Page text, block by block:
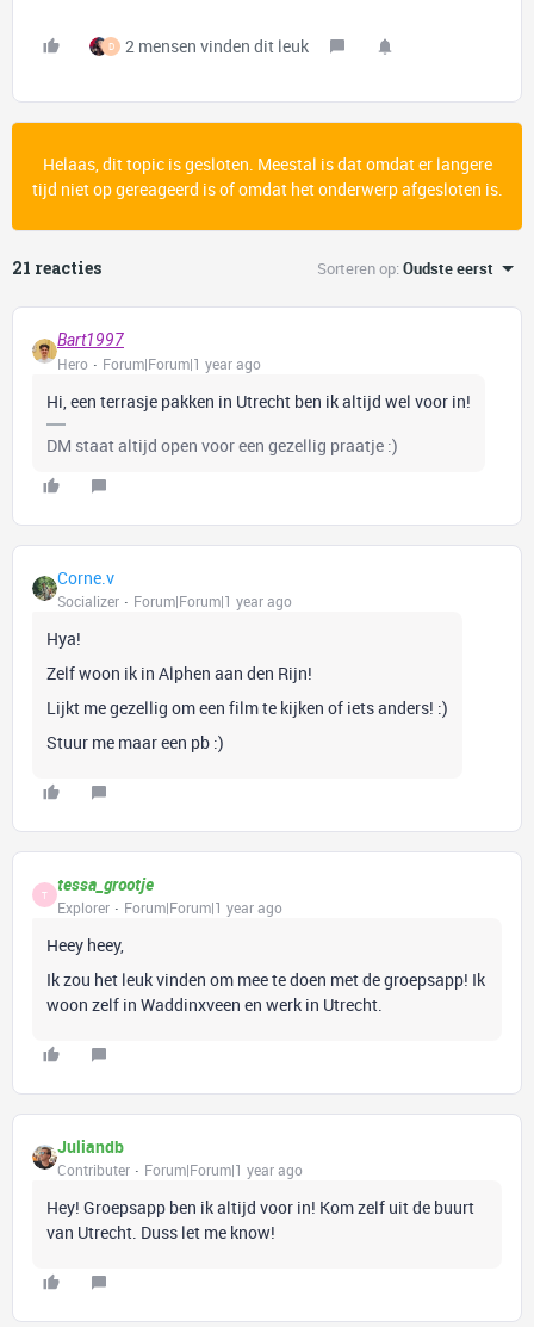
D 2 mensen vinden dit leuk
Helaas, dit topic is gesloten. Meestal is dat omdat er langere
tijd niet op gereageerd is of omdat het onderwerp afgesloten is.
21 reacties Sorteren op:Oudste eerst
Bart1997
Hero
Forum|Forum|1 year ago
Hi, een terrasje pakken in Utrecht ben ik altijd wel voor in!
DM staat altijd open voor een gezellig praatje :)
Corne.v
Socializer Forum|Forum|1 year ago
Hya!
Zelf woon ik in Alphen aan den Rijn!
Lijkt me gezellig om een film te kijken of iets anders! :)
Stuur me maar een pb :)
T tessa_grootje
Explorer Forum|Forum|1 year ago
Heey heey,
Ik zou het leuk vinden om mee te doen met de groepsapp! Ik
woon zelf in Waddinxveen en werk in Utrecht.
Juliandb
Contributer Forum|Forum|1 year ago
Hey! Groepsapp ben ik altijd voor in! Kom zelf uit de buurt
van Utrecht. Duss let me know!